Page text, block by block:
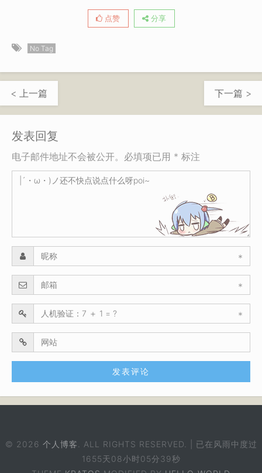
点赞 分享
No Tag
< 上一篇 下一篇 >
发表回复
电子邮件地址不会被公开。必填项已用 * 标注
*
*
*
© 2026 个人博客 . ALL RIGHTS RESERVED. | 已在风雨中度过
1655天08小时05分39秒